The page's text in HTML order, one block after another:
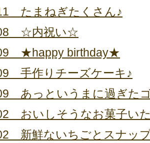
たまねぎたくさん♪
08 ☆内祝い☆
★happy birthday★
手作りチーズケーキ♪
あっというまに過ぎた
おいしそうなお菓子い
新鮮ないちごとスナッ